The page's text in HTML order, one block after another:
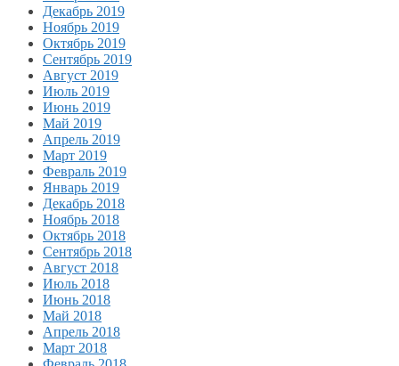
Декабрь 2019
Ноябрь 2019
Октябрь 2019
Сентябрь 2019
Август 2019
Июль 2019
Июнь 2019
Май 2019
Апрель 2019
Март 2019
Февраль 2019
Январь 2019
Декабрь 2018
Ноябрь 2018
Октябрь 2018
Сентябрь 2018
Август 2018
Июль 2018
Июнь 2018
Май 2018
Апрель 2018
Март 2018